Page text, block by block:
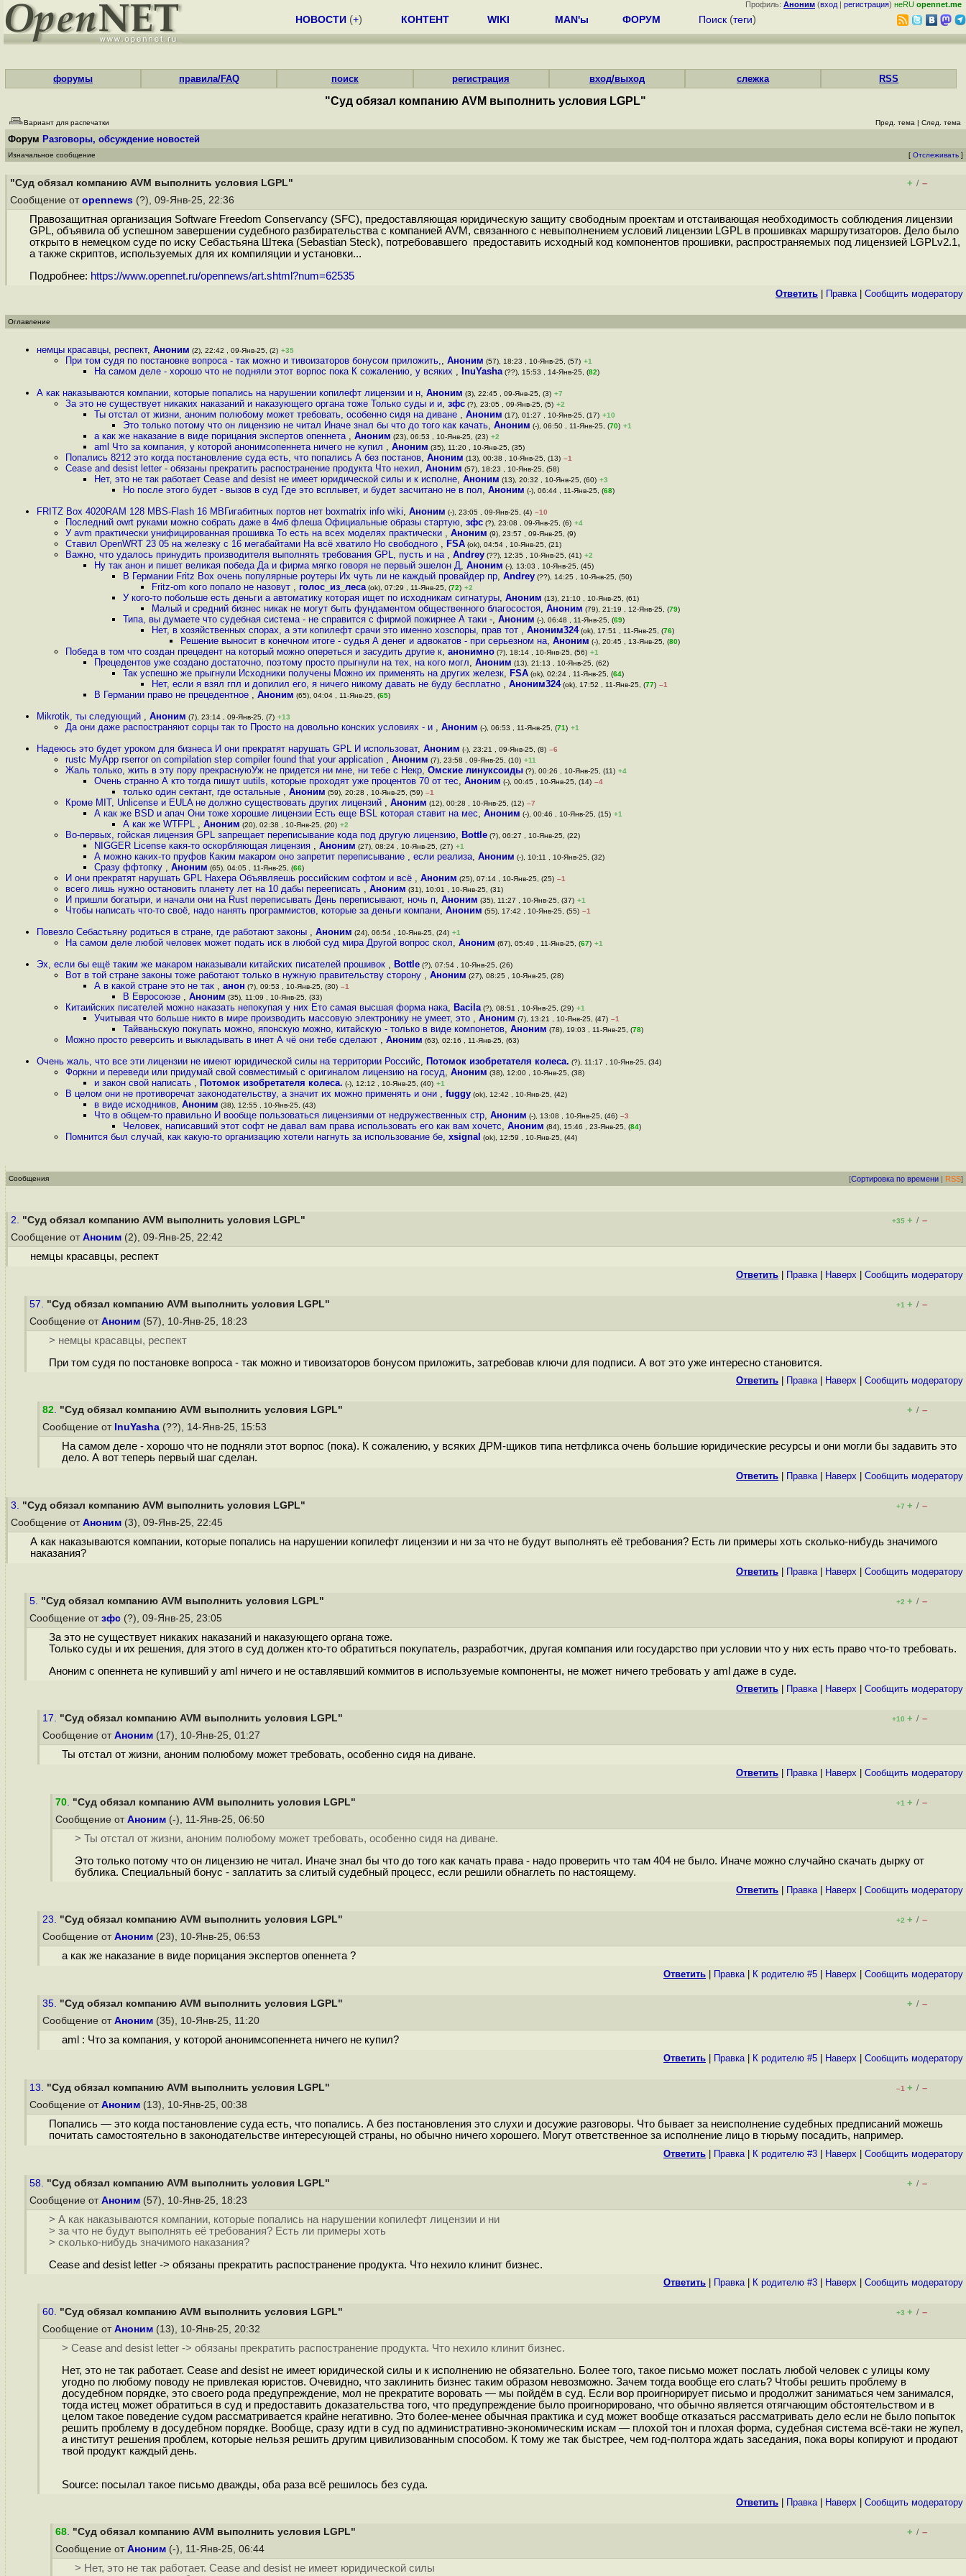
Профиль: Аноним (вход | регистрация) неRU opennet.me
НОВОСТИ (+) КОНТЕНТ WIKI MAN'ы ФОРУМ Поиск (теги)
форумы правила/FAQ поиск регистрация вход/выход слежка RSS
"Суд обязал компанию AVM выполнить условия LGPL"
Вариант для распечатки Пред. тема | След. тема
Форум Разговоры, обсуждение новостей
Изначальное сообщение [ Отслеживать ]
"Суд обязал компанию AVM выполнить условия LGPL" + / –
Сообщение от opennews (?), 09-Янв-25, 22:36
Правозащитная организация Software Freedom Conservancy (SFC), предоставляющая юридическую защиту свободным проектам и отстаивающая необходимость соблюдения лицензии
GPL, объявила об успешном завершении судебного разбирательства с компанией AVM, связанного с невыполнением условий лицензии LGPL в прошивках маршрутизаторов. Дело было
открыто в немецком суде по иску Себастьяна Штека (Sebastian Steck), потребовавшего предоставить исходный код компонентов прошивки, распространяемых под лицензией LGPLv2.1,
а также скриптов, используемых для их компиляции и установки...
Подробнее: https://www.opennet.ru/opennews/art.shtml?num=62535
Ответить Правка| Cообщить модератору
Оглавление
немцы красавцы, респект, Аноним (2), 22:42 , 09-Янв-25, (2) +35
При том судя по постановке вопроса - так можно и тивоизаторов бонусом приложить,, Аноним (57), 18:23 , 10-Янв-25, (57) +1
На самом деле - хорошо что не подняли этот ворпос пока К сожалению, у всяких , InuYasha (??), 15:53 , 14-Янв-25, (82)
А как наказываются компании, которые попались на нарушении копилефт лицензии и н, Аноним (3), 22:45 , 09-Янв-25, (3) +7
За это не существует никаких наказаний и наказующего органа тоже Только суды и и, зфс (?), 23:05 , 09-Янв-25, (5) +2
Ты отстал от жизни, аноним полюбому может требовать, особенно сидя на диване , Аноним (17), 01:27 , 10-Янв-25, (17) +10
Это только потому что он лицензию не читал Иначе знал бы что до того как качать, Аноним (-), 06:50 , 11-Янв-25, (70) +1
а как же наказание в виде порицания экспертов опеннета , Аноним (23), 06:53 , 10-Янв-25, (23) +2
aml Что за компания, у которой анонимсопеннета ничего не купил , Аноним (35), 11:20 , 10-Янв-25, (35)
Попались 8212 это когда постановление суда есть, что попались А без постанов, Аноним (13), 00:38 , 10-Янв-25, (13) –1
Cease and desist letter - обязаны прекратить распостранение продукта Что нехил, Аноним (57), 18:23 , 10-Янв-25, (58)
Нет, это не так работает Cease and desist не имеет юридической силы и к исполне, Аноним (13), 20:32 , 10-Янв-25, (60) +3
Но после этого будет - вызов в суд Где это всплывет, и будет засчитано не в пол, Аноним (-), 06:44 , 11-Янв-25, (68)
FRITZ Box 4020RAM 128 MBS-Flash 16 MBГигабитных портов нет boxmatrix info wiki, Аноним (-), 23:05 , 09-Янв-25, (4) –10
Последний owrt руками можно собрать даже в 4мб флеша Официальные образы стартую, зфс (?), 23:08 , 09-Янв-25, (6) +4
У avm практически унифицированная прошивка То есть на всех моделях практически , Аноним (9), 23:57 , 09-Янв-25, (9)
Ставил OpenWRT 23 05 на железку с 16 мегабайтами На всё хватило Но свободного , FSA (ok), 04:54 , 10-Янв-25, (21)
Важно, что удалось принудить производителя выполнять требования GPL, пусть и на , Andrey (??), 12:35 , 10-Янв-25, (41) +2
Ну так анон и пишет великая победа Да и фирма мягко говоря не первый эшелон Д, Аноним (-), 13:03 , 10-Янв-25, (45)
В Германии Fritz Box очень популярные роутеры Их чуть ли не каждый провайдер пр, Andrey (??), 14:25 , 10-Янв-25, (50)
Fritz-om кого попало не назовут , голос_из_леса (ok), 07:29 , 11-Янв-25, (72) +2
У кого-то побольше есть деньги а автоматику которая ищет по исходникам сигнатуры, Аноним (13), 21:10 , 10-Янв-25, (61)
Малый и средний бизнес никак не могут быть фундаментом общественного благосостоя, Аноним (79), 21:19 , 12-Янв-25, (79)
Типа, вы думаете что судебная система - не справится с фирмой пожирнее А таки -, Аноним (-), 06:48 , 11-Янв-25, (69)
Нет, в хозяйственных спорах, а эти копилефт срачи это именно хозспоры, прав тот , Аноним324(ok), 17:51 , 11-Янв-25, (76)
Решение выносит в конечном итоге - судья А денег и адвокатов - при серьезном на, Аноним (-), 20:45 , 13-Янв-25, (80)
Победа в том что создан прецедент на который можно опереться и засудить другие к, анонимно (?), 18:14 , 10-Янв-25, (56) +1
Прецедентов уже создано достаточно, поэтому просто прыгнули на тех, на кого могл, Аноним (13), 21:13 , 10-Янв-25, (62)
Так успешно же прыгнули Исходники получены Можно их применять на других железк, FSA (ok), 02:24 , 11-Янв-25, (64)
Нет, если я взял гпл и допилил его, я ничего никому давать не буду бесплатно , Аноним324(ok), 17:52 , 11-Янв-25, (77) –1
В Германии право не прецедентное , Аноним (65), 04:04 , 11-Янв-25, (65)
Mikrotik, ты следующий , Аноним (7), 23:14 , 09-Янв-25, (7) +13
Да они даже распостраняют сорцы так то Просто на довольно конских условиях - и , Аноним (-), 06:53 , 11-Янв-25, (71) +1
Надеюсь это будет уроком для бизнеса И они прекратят нарушать GPL И использоват, Аноним (-), 23:21 , 09-Янв-25, (8) –6
rustc MyApp rserror on compilation step compiler found that your application , Аноним (7), 23:58 , 09-Янв-25, (10) +11
Жаль только, жить в эту пору прекраснуюУж не придется ни мне, ни тебе с Некр, Омские линуксоиды (?), 00:26 , 10-Янв-25, (11) +4
Очень странно А кто тогда пишут uutils, которые проходят уже процентов 70 от тес, Аноним (-), 00:45 , 10-Янв-25, (14) –4
только один сектант, где остальные , Аноним (59), 20:28 , 10-Янв-25, (59) –1
Кроме MIT, Unlicense и EULA не должно существовать других лицензий , Аноним (12), 00:28 , 10-Янв-25, (12) –7
А как же BSD и апач Они тоже хорошие лицензии Есть еще BSL которая ставит на мес, Аноним (-), 00:46 , 10-Янв-25, (15) +1
А как же WTFPL , Аноним (20), 02:38 , 10-Янв-25, (20) +2
Во-первых, гойская лицензия GPL запрещает переписывание кода под другую лицензию, Bottle (?), 06:27 , 10-Янв-25, (22)
NIGGER License какя-то оскорбляющая лицензия , Аноним (27), 08:24 , 10-Янв-25, (27) +1
А можно каких-то пруфов Каким макаром оно запретит переписывание , если реализа, Аноним (-), 10:11 , 10-Янв-25, (32)
Сразу ффтопку , Аноним (65), 04:05 , 11-Янв-25, (66)
И они прекратят нарушать GPL Нахера Объявляешь российским софтом и всё , Аноним (25), 07:14 , 10-Янв-25, (25) –1
всего лишь нужно остановить планету лет на 10 дабы перееписать , Аноним (31), 10:01 , 10-Янв-25, (31)
И пришли богатыри, и начали они на Rust переписывать День переписывают, ночь п, Аноним (35), 11:27 , 10-Янв-25, (37) +1
Чтобы написать что-то своё, надо нанять программистов, которые за деньги компани, Аноним (55), 17:42 , 10-Янв-25, (55) –1
Повезло Себастьяну родиться в стране, где работают законы , Аноним (24), 06:54 , 10-Янв-25, (24) +1
На самом деле любой человек может подать иск в любой суд мира Другой вопрос скол, Аноним (67), 05:49 , 11-Янв-25, (67) +1
Эх, если бы ещё таким же макаром наказывали китайских писателей прошивок , Bottle (?), 07:54 , 10-Янв-25, (26)
Вот в той стране законы тоже работают только в нужную правительству сторону , Аноним (27), 08:25 , 10-Янв-25, (28)
А в какой стране это не так , анон (?), 09:53 , 10-Янв-25, (30) –1
В Евросоюзе , Аноним (35), 11:09 , 10-Янв-25, (33)
Китаийских писателей можно наказать непокупая у них Ето самая высшая форма нака, Bacila (?), 08:51 , 10-Янв-25, (29) +1
Учитывая что больше никто в мире производить массовую электронику не умеет, это , Аноним (7), 13:21 , 10-Янв-25, (47) –1
Тайваньскую покупать можно, японскую можно, китайскую - только в виде компонетов, Аноним (78), 19:03 , 11-Янв-25, (78)
Можно просто реверсить и выкладывать в инет А чё они тебе сделают , Аноним (63), 02:16 , 11-Янв-25, (63)
Очень жаль, что все эти лицензии не имеют юридической силы на территории Российс, Потомок изобретателя колеса. (?), 11:17 , 10-Янв-25, (34)
Форкни и переведи или придумай свой совместимый с оригиналом лицензию на госуд, Аноним (38), 12:00 , 10-Янв-25, (38)
и закон свой написать , Потомок изобретателя колеса. (-), 12:12 , 10-Янв-25, (40) +1
В целом они не противоречат законодательству, а значит их можно применять и они , fuggy (ok), 12:42 , 10-Янв-25, (42)
в виде исходников, Аноним (38), 12:55 , 10-Янв-25, (43)
Что в общем-то правильно И вообще пользоваться лицензиями от недружественных стр, Аноним (-), 13:08 , 10-Янв-25, (46) –3
Человек, написавший этот софт не давал вам права использовать его как вам хочетс, Аноним (84), 15:46 , 23-Янв-25, (84)
Помнится был случай, как какую-то организацию хотели нагнуть за использование бе, xsignal (ok), 12:59 , 10-Янв-25, (44)
Сообщения [Сортировка по времени | RSS]
2. "Суд обязал компанию AVM выполнить условия LGPL" +35 + / –
Сообщение от Аноним (2), 09-Янв-25, 22:42
немцы красавцы, респект
Ответить Правка| Наверх Cообщить модератору
57. "Суд обязал компанию AVM выполнить условия LGPL" +1 + / –
Сообщение от Аноним (57), 10-Янв-25, 18:23
> немцы красавцы, респект
При том судя по постановке вопроса - так можно и тивоизаторов бонусом приложить, затребовав ключи для подписи. А вот это уже интересно становится.
Ответить Правка| Наверх Cообщить модератору
82. "Суд обязал компанию AVM выполнить условия LGPL" + / –
Сообщение от InuYasha (??), 14-Янв-25, 15:53
На самом деле - хорошо что не подняли этот ворпос (пока). К сожалению, у всяких ДРМ-щиков типа нетфликса очень большие юридические ресурсы и они могли бы задавить это
дело. А вот теперь первый шаг сделан.
Ответить Правка| Наверх Cообщить модератору
3. "Суд обязал компанию AVM выполнить условия LGPL" +7 + / –
Сообщение от Аноним (3), 09-Янв-25, 22:45
А как наказываются компании, которые попались на нарушении копилефт лицензии и ни за что не будут выполнять её требования? Есть ли примеры хоть сколько-нибудь значимого
наказания?
Ответить Правка| Наверх Cообщить модератору
5. "Суд обязал компанию AVM выполнить условия LGPL" +2 + / –
Сообщение от зфс (?), 09-Янв-25, 23:05
За это не существует никаких наказаний и наказующего органа тоже.
Только суды и их решения, для этого в суд должен кто-то обратиться покупатель, разработчик, другая компания или государство при условии что у них есть право что-то требовать.
Аноним с опеннета не купивший у aml ничего и не оставлявший коммитов в используемые компоненты, не может ничего требовать у aml даже в суде.
Ответить Правка| Наверх Cообщить модератору
17. "Суд обязал компанию AVM выполнить условия LGPL" +10 + / –
Сообщение от Аноним (17), 10-Янв-25, 01:27
Ты отстал от жизни, аноним полюбому может требовать, особенно сидя на диване.
Ответить Правка| Наверх Cообщить модератору
70. "Суд обязал компанию AVM выполнить условия LGPL" +1 + / –
Сообщение от Аноним (-), 11-Янв-25, 06:50
> Ты отстал от жизни, аноним полюбому может требовать, особенно сидя на диване.
Это только потому что он лицензию не читал. Иначе знал бы что до того как качать права - надо проверить что там 404 не было. Иначе можно случайно скачать дырку от
бублика. Специальный бонус - заплатить за слитый судебный процесс, если решили обнаглеть по настоящему.
Ответить Правка| Наверх Cообщить модератору
23. "Суд обязал компанию AVM выполнить условия LGPL" +2 + / –
Сообщение от Аноним (23), 10-Янв-25, 06:53
а как же наказание в виде порицания экспертов опеннета ?
Ответить Правка| К родителю #5 Наверх Cообщить модератору
35. "Суд обязал компанию AVM выполнить условия LGPL" + / –
Сообщение от Аноним (35), 10-Янв-25, 11:20
aml : Что за компания, у которой анонимсопеннета ничего не купил?
Ответить Правка| К родителю #5 Наверх Cообщить модератору
13. "Суд обязал компанию AVM выполнить условия LGPL" –1 + / –
Сообщение от Аноним (13), 10-Янв-25, 00:38
Попались — это когда постановление суда есть, что попались. А без постановления это слухи и досужие разговоры. Что бывает за неисполнение судебных предписаний можешь
почитать самостоятельно в законодательстве интересующей страны, но обычно ничего хорошего. Могут ответственное за исполнение лицо в тюрьму посадить, например.
Ответить Правка| К родителю #3 Наверх Cообщить модератору
58. "Суд обязал компанию AVM выполнить условия LGPL" + / –
Сообщение от Аноним (57), 10-Янв-25, 18:23
> А как наказываются компании, которые попались на нарушении копилефт лицензии и ни
> за что не будут выполнять её требования? Есть ли примеры хоть
> сколько-нибудь значимого наказания?
Cease and desist letter -> обязаны прекратить распостранение продукта. Что нехило клинит бизнес.
Ответить Правка| К родителю #3 Наверх Cообщить модератору
60. "Суд обязал компанию AVM выполнить условия LGPL" +3 + / –
Сообщение от Аноним (13), 10-Янв-25, 20:32
> Cease and desist letter -> обязаны прекратить распостранение продукта. Что нехило клинит бизнес.
Нет, это не так работает. Cease and desist не имеет юридической силы и к исполнению не обязательно. Более того, такое письмо может послать любой человек с улицы кому
угодно по любому поводу не привлекая юристов. Очевидно, что заклинить бизнес таким образом невозможно. Зачем тогда вообще его слать? Чтобы решить проблему в
досудебном порядке, это своего рода предупреждение, мол не прекратите воровать — мы пойдём в суд. Если вор проигнорирует письмо и продолжит заниматься чем занимался,
тогда истец может обратиться в суд и предоставить доказательства того, что предупреждение было проигнорировано, что обычно является отягчающим обстоятельством и в
целом такое поведение судом рассматривается крайне негативно. Это более-менее обычная практика и суд может вообще отказаться рассматривать дело если не было попыток
решить проблему в досудебном порядке. Вообще, сразу идти в суд по административно-экономическим искам — плохой тон и плохая форма, судебная система всё-таки не жупел,
а институт решения проблем, которые нельзя решить другим цивилизованным способом. К тому же так быстрее, чем год-полтора ждать заседания, пока воры копируют и продают
твой продукт каждый день.
Source: посылал такое письмо дважды, оба раза всё решилось без суда.
Ответить Правка| Наверх Cообщить модератору
68. "Суд обязал компанию AVM выполнить условия LGPL" + / –
Сообщение от Аноним (-), 11-Янв-25, 06:44
> Нет, это не так работает. Cease and desist не имеет юридической силы